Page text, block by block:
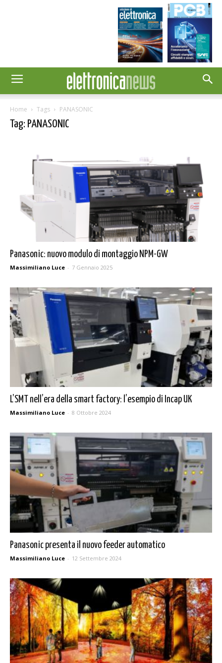
Home Tags PANASONIC
Tag: PANASONIC
Panasonic: nuovo modulo di montaggio NPM-GW
Massimiliano Luce - 7 Gennaio 2025
L’SMT nell’era della smart factory: l’esempio di Incap UK
Massimiliano Luce - 8 Ottobre 2024
Panasonic presenta il nuovo feeder automatico
Massimiliano Luce - 12 Settembre 2024